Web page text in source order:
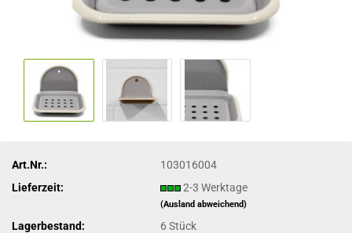
Art.Nr.:
103016004
Lieferzeit:
2-3 Werktage
(Ausland abweichend)
Lagerbestand: 6Stück